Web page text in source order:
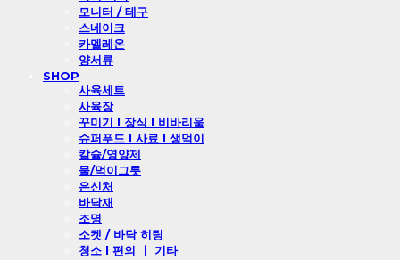
모니터 / 테구
스네이크
카멜레온
양서류
SHOP
사육세트
사육장
꾸미기 l 장식 l 비바리움
슈퍼푸드 l 사료 l 생먹이
칼슘/영양제
물/먹이그릇
은신처
바닥재
조명
소켓 / 바닥 히팅
청소 l 편의 ㅣ 기타